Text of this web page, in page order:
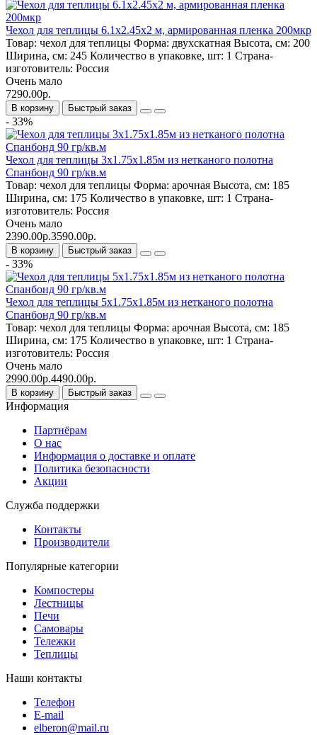
Чехол для теплицы 6.1х2.45х2 м, армированная пленка 200мкр
Товар: чехол для теплицы Форма: двухскатная Высота, см: 200
Ширина, см: 245 Количество в упаковке, шт: 1 Страна-
изготовитель: Россия
Очень мало
7290.00р.
В корзину Быстрый заказ
- 33%
Чехол для теплицы 3х1.75х1.85м из нетканого полотна
Спанбонд 90 гр/кв.м
Товар: чехол для теплицы Форма: арочная Высота, см: 185
Ширина, см: 175 Количество в упаковке, шт: 1 Страна-
изготовитель: Россия
Очень мало
2390.00р.3590.00р.
В корзину Быстрый заказ
- 33%
Чехол для теплицы 5х1.75х1.85м из нетканого полотна
Спанбонд 90 гр/кв.м
Товар: чехол для теплицы Форма: арочная Высота, см: 185
Ширина, см: 175 Количество в упаковке, шт: 1 Страна-
изготовитель: Россия
Очень мало
2990.00р.4490.00р.
В корзину Быстрый заказ
Информация
Партнёрам
О нас
Информация о доставке и оплате
Политика безопасности
Акции
Служба поддержки
Контакты
Производители
Популярные категории
Компостеры
Лестницы
Печи
Самовары
Тележки
Теплицы
Наши контакты
Телефон
E-mail
elberon@mail.ru